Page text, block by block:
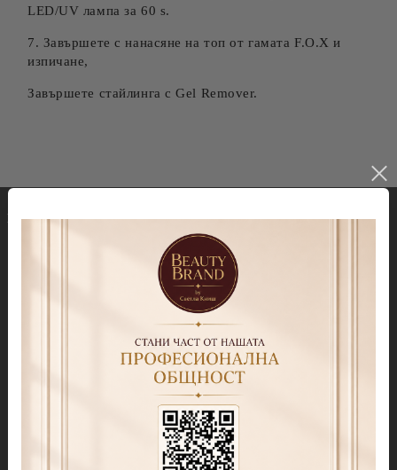
LED/UV лампа за 60 s.
7. Завършете с нанасяне на топ от гамата F.O.X и
изпичане,
Завършете стайлинга с Gel Remover.
Гел лакове
Колекция Spectrum 14 ml
Колекция Spectrum Shot 5гр.
Колекция Moulin Rouge
Колекция Mocha Mousse
Декорации
Blooming gel
Slime gel
Гел бои
paint
Брокати, Фолиа и др.
Акварелни капки
Препарати
Дезинфектанти и